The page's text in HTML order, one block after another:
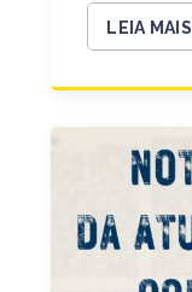
LEIA MAIS